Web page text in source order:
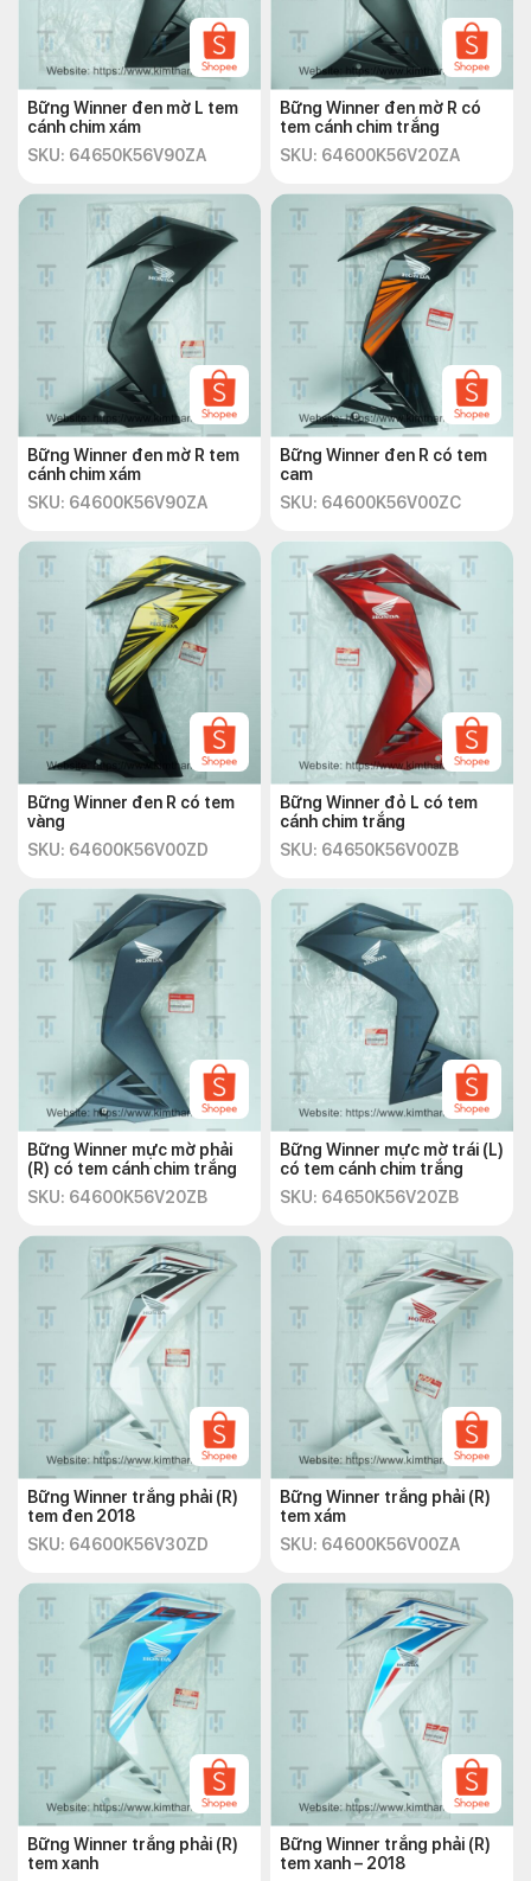
Bững Winner đen mờ L tem
cánh chim xám
SKU: 64650K56V90ZA
Bững Winner đen mờ R có
tem cánh chim trắng
SKU: 64600K56V20ZA
Bững Winner đen mờ R tem
cánh chim xám
SKU: 64600K56V90ZA
Bững Winner đen R có tem
cam
SKU: 64600K56V00ZC
Bững Winner đen R có tem
vàng
SKU: 64600K56V00ZD
Bững Winner đỏ L có tem
cánh chim trắng
SKU: 64650K56V00ZB
Bững Winner mực mờ phải
(R) có tem cánh chim trắng
SKU: 64600K56V20ZB
Bững Winner mực mờ trái (L)
có tem cánh chim trắng
SKU: 64650K56V20ZB
Bững Winner trắng phải (R)
tem đen 2018
SKU: 64600K56V30ZD
Bững Winner trắng phải (R)
tem xám
SKU: 64600K56V00ZA
Bững Winner trắng phải (R)
tem xanh
Bững Winner trắng phải (R)
tem xanh – 2018